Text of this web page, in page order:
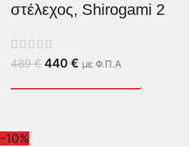
στέλεχος, Shirogami 2
489€ 440 € με Φ.Π.Α
-10%